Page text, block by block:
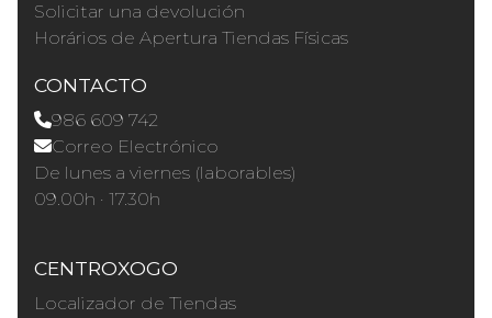
Solicitar una devolución
Horários de Apertura Tiendas Físicas
CONTACTO
986 609 742
Correo Electrónico
De lunes a viernes (laborables)
09.00h · 17.30h
CENTROXOGO
Localizador de Tiendas